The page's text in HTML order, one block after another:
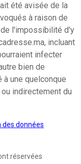
été avisée de la
à raison de
de l'impossibilité d'y
incluant
infecter
bien de
à une quelconque
indirectement du
des données
réservées